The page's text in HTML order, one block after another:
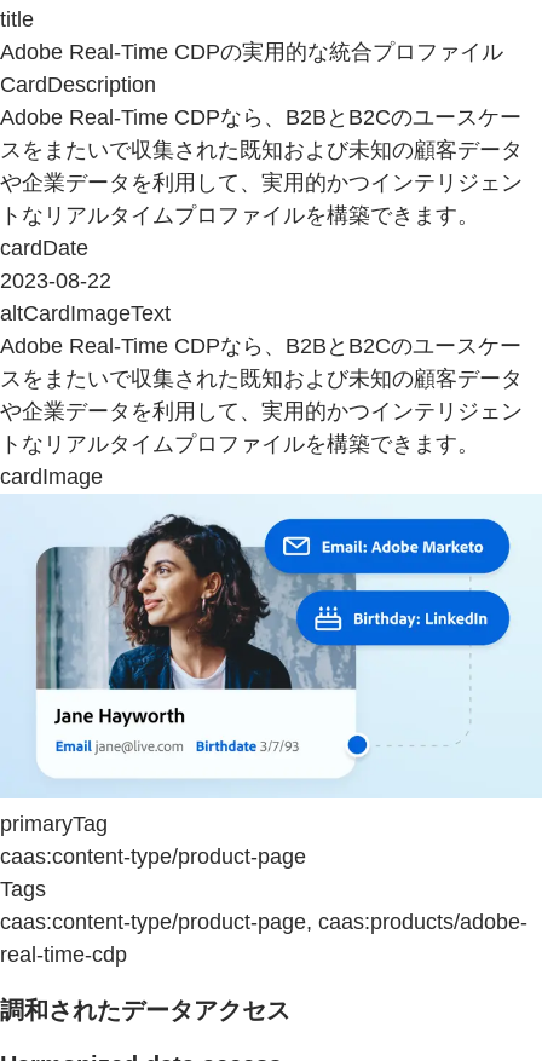
title
Adobe Real-Time CDPの実用的な統合プロファイル
CardDescription
Adobe Real-Time CDPなら、B2BとB2Cのユースケー
スをまたいで収集された既知および未知の顧客データ
や企業データを利用して、実用的かつインテリジェン
トなリアルタイムプロファイルを構築できます。
cardDate
2023-08-22
altCardImageText
Adobe Real-Time CDPなら、B2BとB2Cのユースケー
スをまたいで収集された既知および未知の顧客データ
や企業データを利用して、実用的かつインテリジェン
トなリアルタイムプロファイルを構築できます。
cardImage
primaryTag
caas:content-type/product-page
Tags
caas:content-type/product-page, caas:products/adobe-
real-time-cdp
調和されたデータアクセス